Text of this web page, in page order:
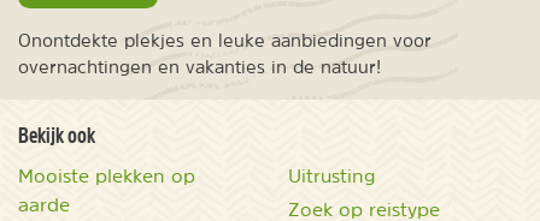
Onontdekte plekjes en leuke aanbiedingen voor
overnachtingen en vakanties in de natuur!
Bekijk ook
Mooiste plekken op
aarde
Uitrusting
Zoek op reistype